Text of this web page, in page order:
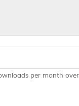
per month